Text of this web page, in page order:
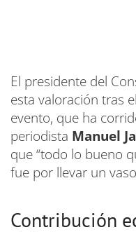
El presidente del
esta valoración tras
evento, que ha
periodista Manuel
que “todo lo bueno
fue por llevar un
Contribución